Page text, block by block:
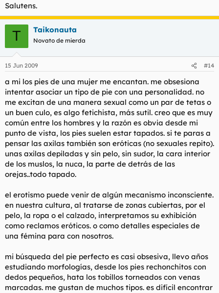
Salutens.
T Taikonauta
Novato de mierda
15 Jun 2009 #14
a mi los pies de una mujer me encantan. me obsesiona
intentar asociar un tipo de pie con una personalidad. no
me excitan de una manera sexual como un par de tetas o
un buen culo, es algo fetichista, más sutil. creo que es muy
común entre los hombres y la razón es obvia desde mi
punto de vista, los pies suelen estar tapados. si te paras a
pensar las axilas también son eróticas (no sexuales repito).
unas axilas depiladas y sin pelo, sin sudor, la cara interior
de los muslos, la nuca, la parte de detrás de las
orejas..todo tapado.
el erotismo puede venir de algún mecanismo inconsciente.
en nuestra cultura, al tratarse de zonas cubiertas, por el
pelo, la ropa o el calzado, interpretamos su exhibición
como reclamos eróticos. o como detalles especiales de
una fémina para con nosotros.
mi búsqueda del pie perfecto es casi obsesiva, llevo años
estudiando morfologías, desde los pies rechonchitos con
dedos pequeños, hata los tobillos torneados con venas
marcadas. me gustan de muchos tipos. es difícil encontrar